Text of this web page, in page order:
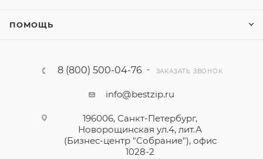
ПОМОЩЬ
8 (800) 500-04-76 ЗАКАЗАТЬ ЗВОНОК
info@bestzip.ru
196006, Санкт-Петербург,
Новорощинская ул.4, лит.А
(Бизнес-центр "Собрание"), офис
1028-2